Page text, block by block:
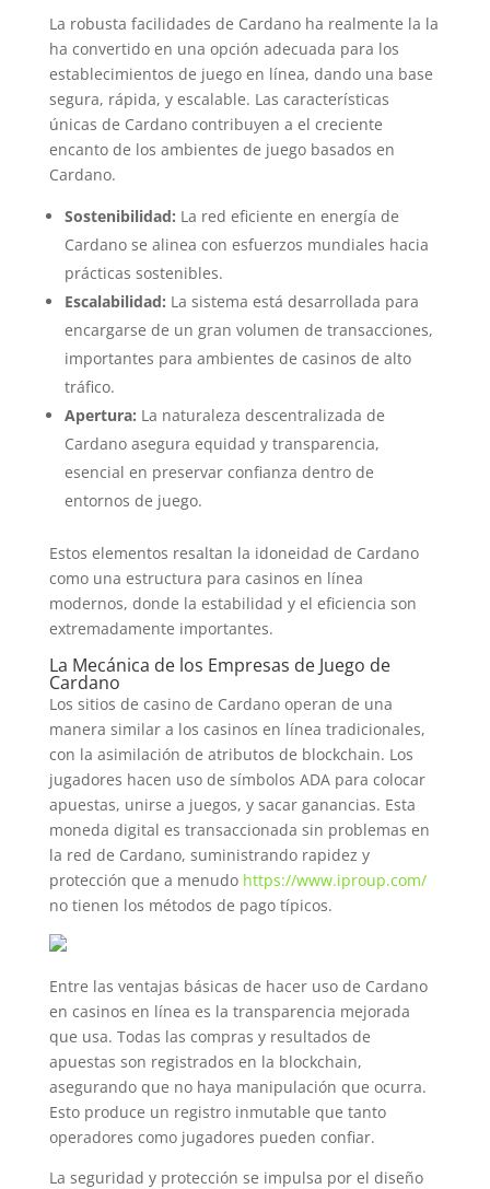
La robusta facilidades de Cardano ha realmente la la
ha convertido en una opción adecuada para los
establecimientos de juego en línea, dando una base
segura, rápida, y escalable. Las características
únicas de Cardano contribuyen a el creciente
encanto de los ambientes de juego basados en
Cardano.
Sostenibilidad: La red eficiente en energía de
Cardano se alinea con esfuerzos mundiales hacia
prácticas sostenibles.
Escalabilidad: La sistema está desarrollada para
encargarse de un gran volumen de transacciones,
importantes para ambientes de casinos de alto
tráfico.
Apertura: La naturaleza descentralizada de
Cardano asegura equidad y transparencia,
esencial en preservar confianza dentro de
entornos de juego.
Estos elementos resaltan la idoneidad de Cardano
como una estructura para casinos en línea
modernos, donde la estabilidad y el eficiencia son
extremadamente importantes.
La Mecánica de los Empresas de Juego de
Cardano
Los sitios de casino de Cardano operan de una
manera similar a los casinos en línea tradicionales,
con la asimilación de atributos de blockchain. Los
jugadores hacen uso de símbolos ADA para colocar
apuestas, unirse a juegos, y sacar ganancias. Esta
moneda digital es transaccionada sin problemas en
la red de Cardano, suministrando rapidez y
protección que a menudo https://www.iproup.com/
no tienen los métodos de pago típicos.
Entre las ventajas básicas de hacer uso de Cardano
en casinos en línea es la transparencia mejorada
que usa. Todas las compras y resultados de
apuestas son registrados en la blockchain,
asegurando que no haya manipulación que ocurra.
Esto produce un registro inmutable que tanto
operadores como jugadores pueden confiar.
La seguridad y protección se impulsa por el diseño